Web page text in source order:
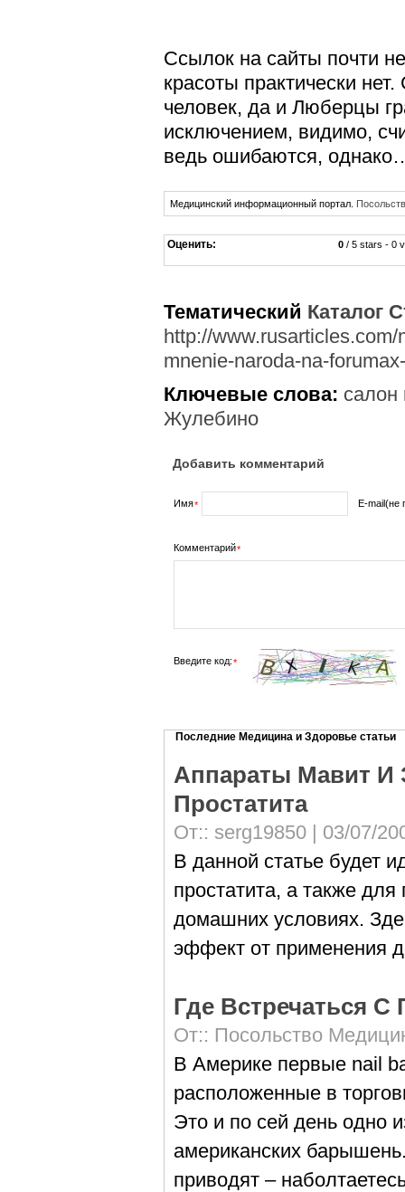
Ссылок на сайты почти
красоты практически
человек, да и Люберцы
исключением, видимо,
ведь ошибаются,
Медицинский информационный портал.
Оценить: 0 / 5 stars - 0
Тематический Каталог
http://
mnenie-naroda-na-
Ключевые слова: салон
Жулебино
Добавить комментарий
Имя* E-mail(не
Комментарий*
Введите код:*
Последние Медицина и Здоровье статьи
Аппараты Мавит И
Простатита
От:: serg19850 | 03/07/
В данной статье будет
простатита, а также
домашних условиях.
эффект от применения
Где Встречаться
От:: Посольство
В Америке первые nail
расположенные в
Это и по сей день одно
американских
приводят –